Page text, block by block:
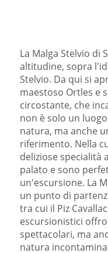
La Malga Stelvio di
altitudine, sopra
Stelvio. Da qui si
maestoso Ortles e
circostante, che
non è solo un
natura, ma anche
riferimento. Nella
deliziose specialità
palato e sono
un'escursione. La
un punto di
tra cui il Piz
escursionistici
spettacolari, ma
natura